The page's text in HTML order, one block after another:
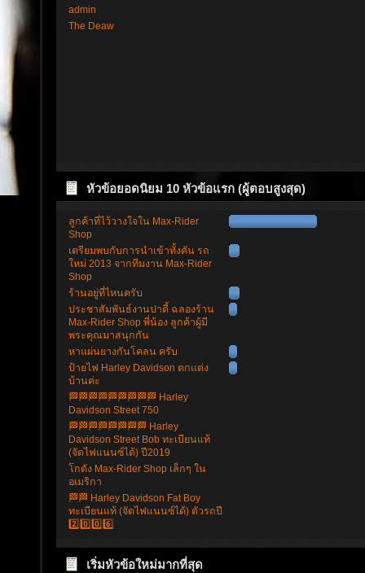
admin
The Deaw
หัวข้อยอดนิยม 10 หัวข้อแรก (ผู้ตอบสูงสุด)
ลูกค้าที่ไว้วางใจใน Max-Rider
Shop
เตรียมพบกับการนำเข้าทั้งคัน รถ
ใหม่ 2013 จากทีมงาน Max-Rider
Shop
ร้านอยู่ที่ไหนครับ
ประชาสัมพันธ์งานปาตี้ ฉลองร้าน
Max-Rider Shop พี่น้อง ลูกค้าผู้มี
พระคุณมาสนุกกัน
หาแผ่นยางกันโคลน ครับ
ป้ายไฟ Harley Davidson ตกแต่ง
บ้านค่ะ
🏁🏁🏁🏁🏁🏁🏁🏁🏁 Harley
Davidson Street 750
🏁🏁🏁🏁🏁🏁🏁🏁 Harley
Davidson Street Bob ทะเบียนแท้
(จัดไฟแนนซ์ได้) ปี2019
โกดัง Max-Rider Shop เล็กๆ ใน
อเมริกา
🏁🏁 Harley Davidson Fat Boy
ทะเบียนแท้ (จัดไฟแนนซ์ได้) ตัวรถปี
2️⃣0️⃣0️⃣6️⃣
เริ่มหัวข้อใหม่มากที่สุด